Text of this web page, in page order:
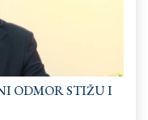
ODMOR STIŽU I